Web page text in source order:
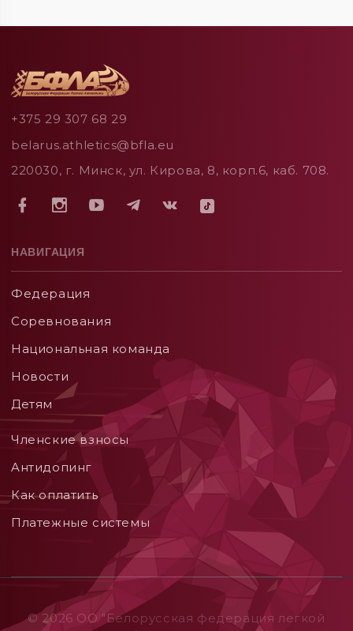
+375 29 307 68 29
belarus.athletics@bfla.eu
220030, г. Минск, ул. Кирова, 8, корп.6, каб. 708.
НАВИГАЦИЯ
Федерация
Соревнования
Национальная команда
Новости
Детям
Членские взносы
Aнтидопинг
Как оплатить
Платежные системы
© 2026 ОO "Белорусская федерация легкой